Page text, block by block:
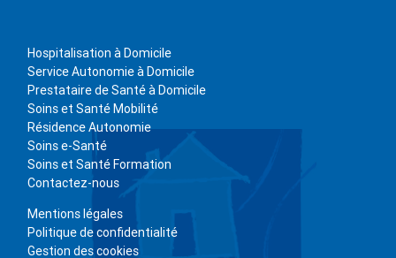
Hospitalisation à Domicile
Service Autonomie à Domicile
Prestataire de Santé à Domicile
Soins et Santé Mobilité
Résidence Autonomie
Soins e-Santé
Soins et Santé Formation
Contactez-nous
Mentions légales
Politique de confidentialité
Gestion des cookies